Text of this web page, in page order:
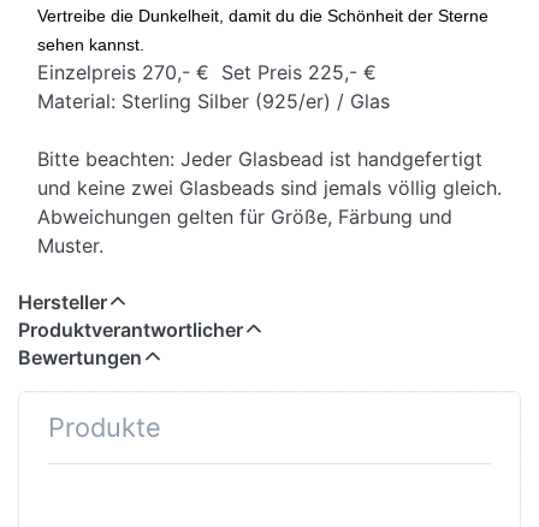
Vertreibe die Dunkelheit, damit du die Schönheit der Sterne
sehen kannst.
Einzelpreis 270,- € Set Preis 225,- €
Material: Sterling Silber (925/er) / Glas
Bitte beachten: Jeder Glasbead ist handgefertigt
und keine zwei Glasbeads sind jemals völlig gleich.
Abweichungen gelten für Größe, Färbung und
Muster.
Hersteller
Produktverantwortlicher
Bewertungen
Produkte